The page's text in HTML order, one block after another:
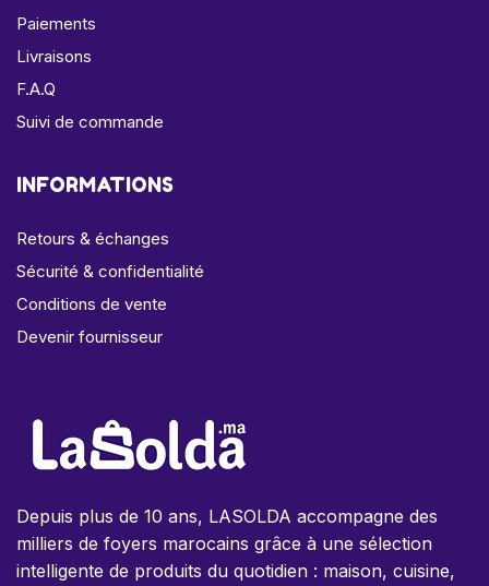
Paiements
Livraisons
F.A.Q
Suivi de commande
INFORMATIONS
Retours & échanges
Sécurité & confidentialité
Conditions de vente
Devenir fournisseur
Depuis plus de 10 ans, LASOLDA accompagne des
milliers de foyers marocains grâce à une sélection
intelligente de produits du quotidien : maison, cuisine,